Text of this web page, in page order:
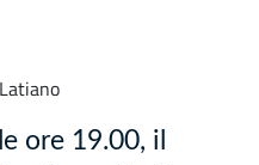
ore 19.00, il